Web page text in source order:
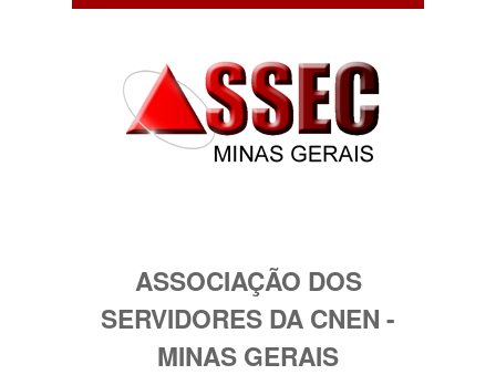
ASSOCIAÇÃO DOS
SERVIDORES DA CNEN -
MINAS GERAIS